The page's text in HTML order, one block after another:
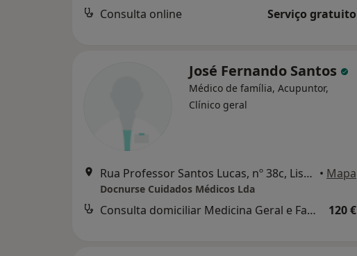
Consulta online Serviço gratuito
José Fernando Santos
Médico de família, Acupuntor,
Clínico geral
Rua Professor Santos Lucas, nº 38c, Lisboa • Mapa
Docnurse Cuidados Médicos Lda
Consulta domiciliar Medicina Geral e Familiar 120 €